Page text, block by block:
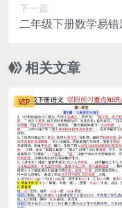
下一篇
二年级下册数学易
相关文章
VIP